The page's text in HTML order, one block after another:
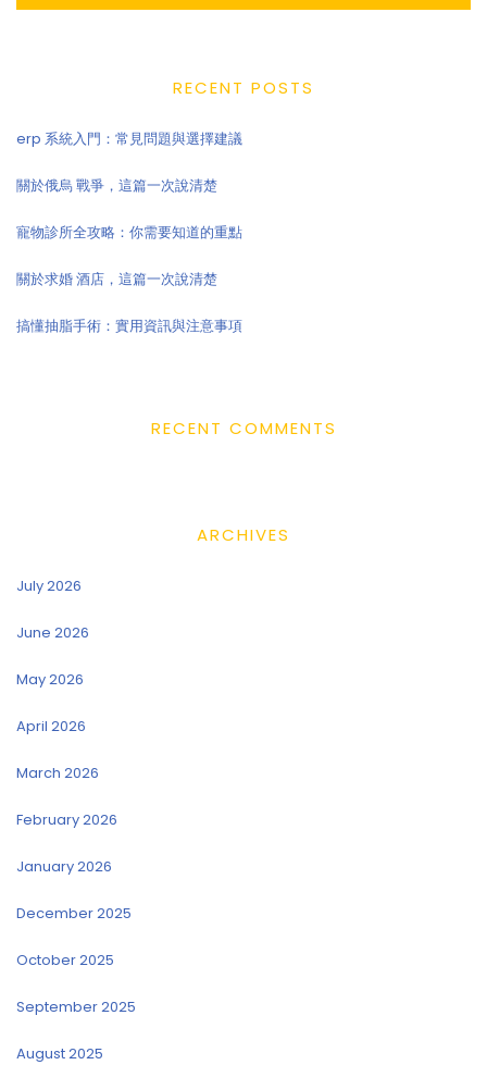
RECENT POSTS
erp 系統入門：常見問題與選擇建議
關於俄烏 戰爭，這篇一次說清楚
寵物診所全攻略：你需要知道的重點
關於求婚 酒店，這篇一次說清楚
搞懂抽脂手術：實用資訊與注意事項
RECENT COMMENTS
ARCHIVES
July 2026
June 2026
May 2026
April 2026
March 2026
February 2026
January 2026
December 2025
October 2025
September 2025
August 2025